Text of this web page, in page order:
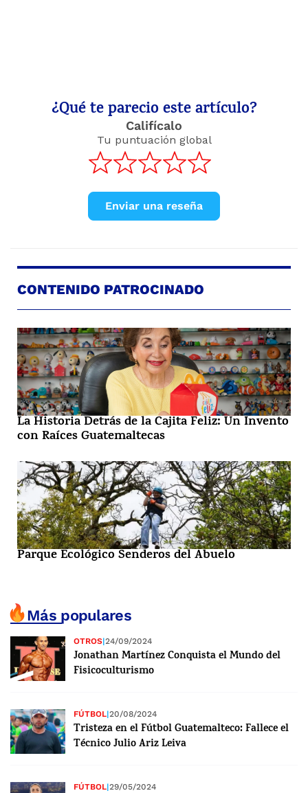
¿Qué te parecio este artículo?
Califícalo
Tu puntuación global
Enviar una reseña
CONTENIDO PATROCINADO
La Historia Detrás de la Cajita Feliz: Un Invento
con Raíces Guatemaltecas
Parque Ecológico Senderos del Abuelo
Más populares
OTROS|24/09/2024
Jonathan Martínez Conquista el Mundo del
Fisicoculturismo
FÚTBOL|20/08/2024
Tristeza en el Fútbol Guatemalteco: Fallece el
Técnico Julio Ariz Leiva
FÚTBOL|29/05/2024